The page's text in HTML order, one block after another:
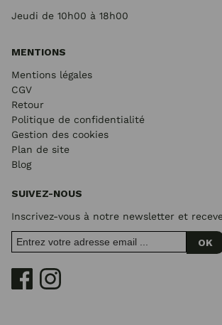
Jeudi de 10h00 à 18h00
MENTIONS
Mentions légales
CGV
Retour
Politique de confidentialité
Gestion des cookies
Plan de site
Blog
SUIVEZ-NOUS
Inscrivez-vous à notre newsletter et
OK